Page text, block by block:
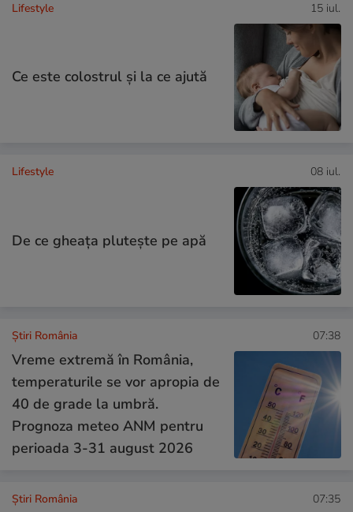
Lifestyle 15 iul.
Ce este colostrul și la ce ajută
Lifestyle 08 iul.
De ce gheața plutește pe apă
Știri România 07:38
Vreme extremă în România,
temperaturile se vor apropia de
40 de grade la umbră.
Prognoza meteo ANM pentru
perioada 3-31 august 2026
Știri România 07:35